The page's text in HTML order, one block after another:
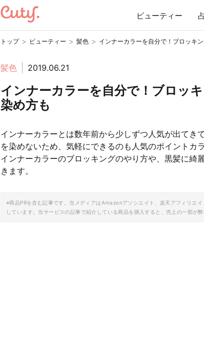
ビューティー
トップ > ビューティー > 髪色 > インナーカラーを自分で！ブロッキ
髪色 2019.06.21
インナーカラーを自分で！ブロッ
染め方も
インナーカラーとは数年前から少しずつ人気が出てき
を染めないため、気軽にできるのも人気のポイントカ
インナーカラーのブロッキングのやり方や、黒髪に綺
きます。
※商品PRを含む記事です。当メディアはAmazonアソシエイト、楽天アフィリエ
しています。当サービスの記事で紹介している商品を購入すると、売上の一部が弊